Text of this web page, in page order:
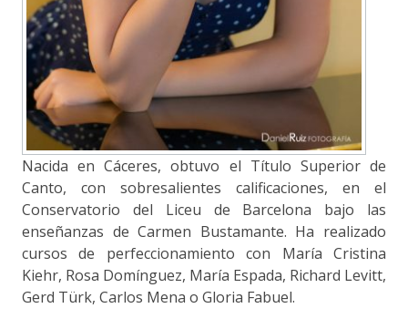
Nacida en Cáceres, obtuvo el Título Superior de
Canto, con sobresalientes calificaciones, en el
Conservatorio del Liceu de Barcelona bajo las
enseñanzas de Carmen Bustamante. Ha realizado
cursos de perfeccionamiento con María Cristina
Kiehr, Rosa Domínguez, María Espada, Richard Levitt,
Gerd Türk, Carlos Mena o Gloria Fabuel.